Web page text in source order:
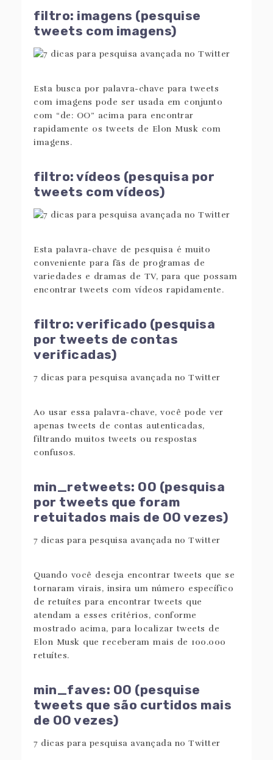
filtro: imagens (pesquise
tweets com imagens)
Esta busca por palavra-chave para tweets
com imagens pode ser usada em conjunto
com “de: OO” acima para encontrar
rapidamente os tweets de Elon Musk com
imagens.
filtro: vídeos (pesquisa por
tweets com vídeos)
Esta palavra-chave de pesquisa é muito
conveniente para fãs de programas de
variedades e dramas de TV, para que possam
encontrar tweets com vídeos rapidamente.
filtro: verificado (pesquisa
por tweets de contas
verificadas)
Ao usar essa palavra-chave, você pode ver
apenas tweets de contas autenticadas,
filtrando muitos tweets ou respostas
confusos.
min_retweets: OO (pesquisa
por tweets que foram
retuitados mais de OO vezes)
Quando você deseja encontrar tweets que se
tornaram virais, insira um número específico
de retuítes para encontrar tweets que
atendam a esses critérios, conforme
mostrado acima, para localizar tweets de
Elon Musk que receberam mais de 100.000
retuítes.
min_faves: OO (pesquise
tweets que são curtidos mais
de OO vezes)